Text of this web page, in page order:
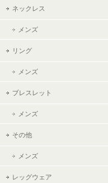
ネックレス
メンズ
リング
メンズ
ブレスレット
メンズ
その他
メンズ
レッグウェア